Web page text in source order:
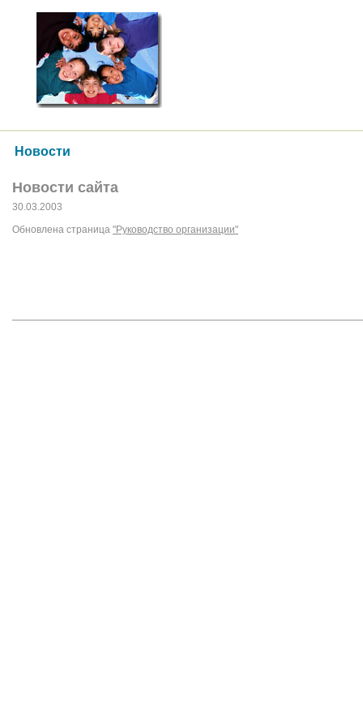
Новости
Новости сайта
30.03.2003
Обновлена страница "Руководство организации"